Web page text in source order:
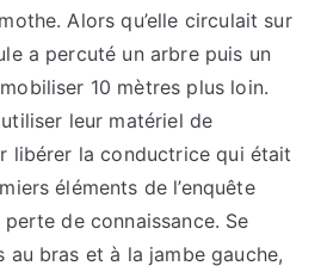
Alors qu’elle circulait sur
a percuté un arbre puis un
10 mètres plus loin.
leur matériel de
libérer la conductrice qui était
éléments de l’enquête
de connaissance. Se
au bras et à la jambe gauche,